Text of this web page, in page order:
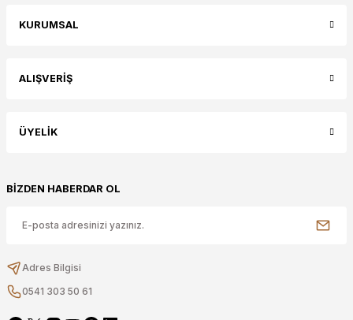
BİZDEN HABERDAR OL
Adres Bilgisi
0541 303 50 61
KURUMSAL
ALIŞVERİŞ
ÜYELİK